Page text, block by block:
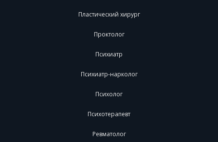
Пластический хирург
Проктолог
Психиатр
Психиатр-нарколог
Психолог
Психотерапевт
Ревматолог